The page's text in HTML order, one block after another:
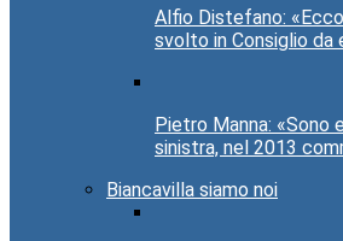
Alfio Distefano:
svolto in Consiglio da
Pietro Manna: «Sono
sinistra, nel 2013
Biancavilla siamo noi